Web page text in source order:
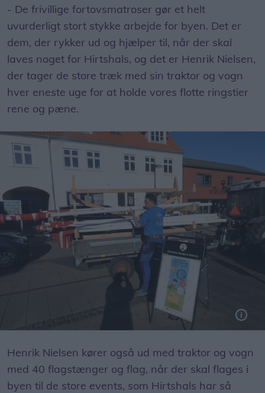
- De frivillige fortovsmatroser gør et helt
uvurderligt stort stykke arbejde for byen. Det er
dem, der rykker ud og hjælper til, når der skal
laves noget for Hirtshals, og det er Henrik Nielsen,
der tager de store træk med sin traktor og vogn
hver eneste uge for at holde vores flotte ringstier
rene og pæne.
Henrik Nielsen kører også ud med traktor og vogn
med 40 flagstænger og flag, når der skal flages i
byen til de store events, som Hirtshals har så